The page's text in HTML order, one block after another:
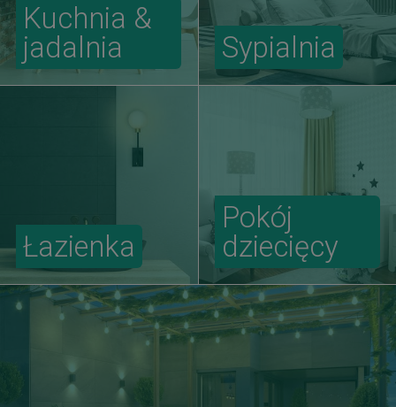
Kuchnia &
jadalnia
Sypialnia
Łazienka
Pokój
dziecięcy